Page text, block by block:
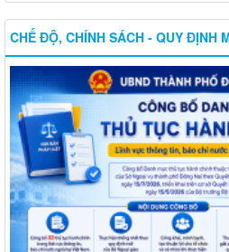
CHẾ ĐỘ, CHÍNH SÁCH - QUY ĐỊNH